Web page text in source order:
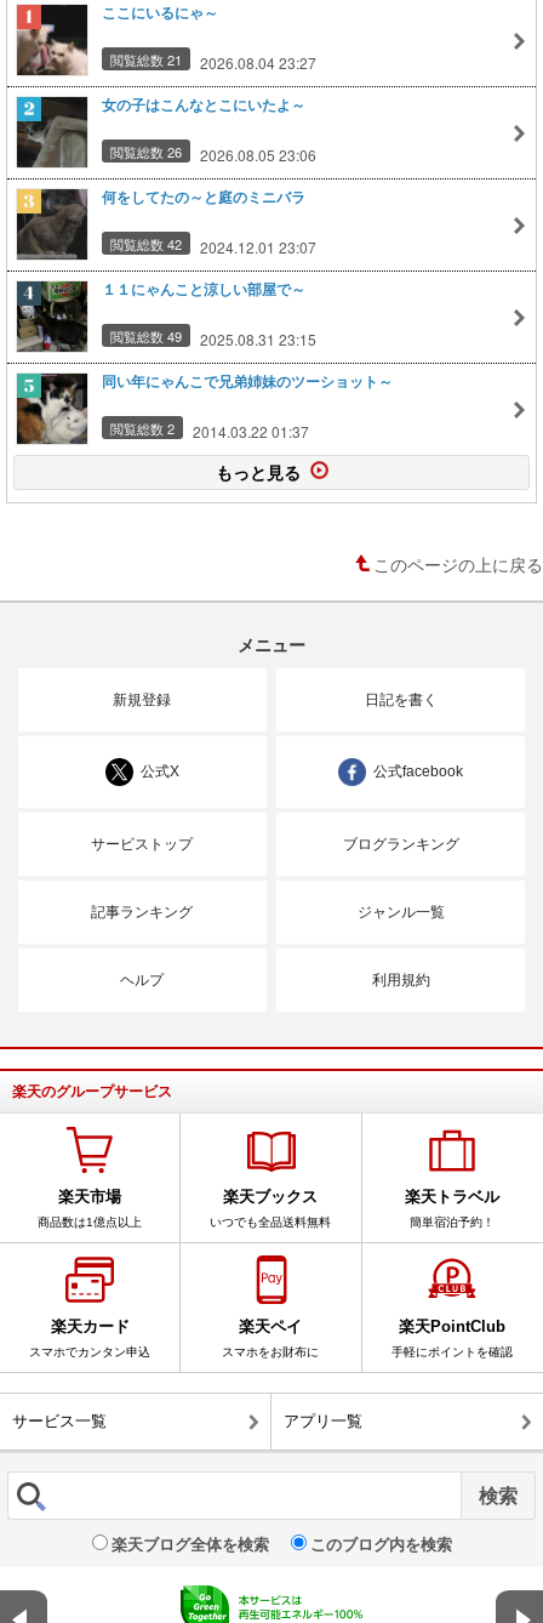
ここにいるにゃ～
閲覧総数 21 2026.08.04 23:27
女の子はこんなとこにいたよ～
閲覧総数 26 2026.08.05 23:06
何をしてたの～と庭のミニバラ
閲覧総数 42 2024.12.01 23:07
１１にゃんこと涼しい部屋で～
閲覧総数 49 2025.08.31 23:15
同い年にゃんこで兄弟姉妹のツーショット～
閲覧総数 2 2014.03.22 01:37
もっと見る
このページの上に戻る
メニュー
新規登録 日記を書く
公式X 公式facebook
サービストップ ブログランキング
記事ランキング ジャンル一覧
ヘルプ 利用規約
楽天のグループサービス
楽天市場
商品数は1億点以上
楽天ブックス
いつでも全品送料無料
楽天トラベル
簡単宿泊予約！
楽天カード
スマホでカンタン申込
楽天ペイ
スマホをお財布に
楽天PointClub
手軽にポイントを確認
サービス一覧 アプリ一覧
楽天ブログ全体を検索 このブログ内を検索